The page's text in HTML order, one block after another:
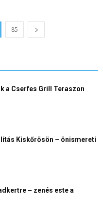
85
a Cserfes Grill Teraszon
Kiskőrösön – önismereti
– zenés este a